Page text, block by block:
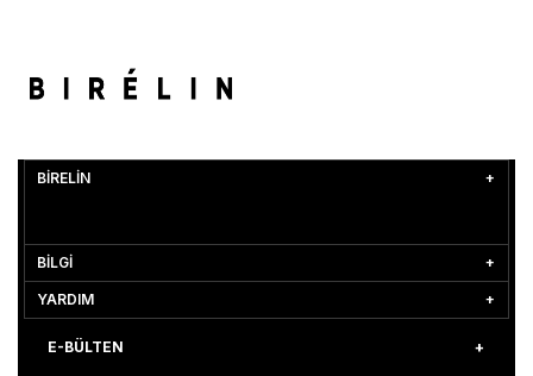
BİRELİN
BİLGİ
YARDIM
E-BÜLTEN